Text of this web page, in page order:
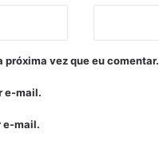
próxima vez que eu comentar.
e-mail.
e-mail.